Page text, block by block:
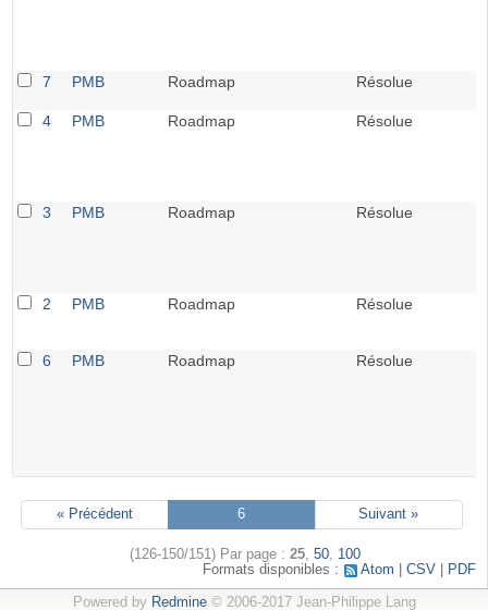
7 PMB Roadmap Résolue
4 PMB Roadmap Résolue
3 PMB Roadmap Résolue
2 PMB Roadmap Résolue
6 PMB Roadmap Résolue
« Précédent 6 Suivant »
(126-150/151) Par page : 25, 50, 100
Formats disponibles :
Atom CSV PDF
Powered by Redmine© 2006-2017 Jean-Philippe Lang